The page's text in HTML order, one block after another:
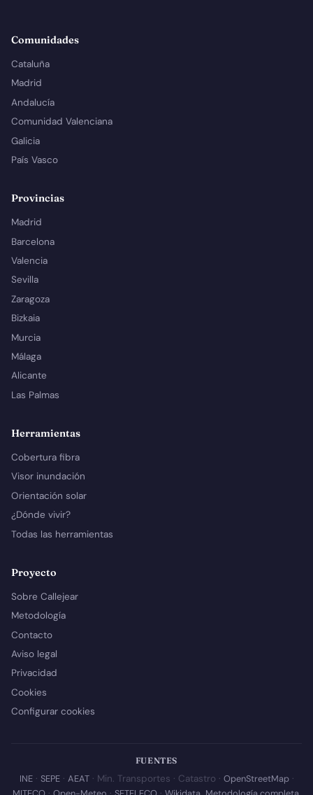
Comunidades
Cataluña
Madrid
Andalucía
Comunidad Valenciana
Galicia
País Vasco
Provincias
Madrid
Barcelona
Valencia
Sevilla
Zaragoza
Bizkaia
Murcia
Málaga
Alicante
Las Palmas
Herramientas
Cobertura fibra
Visor inundación
Orientación solar
¿Dónde vivir?
Todas las herramientas
Proyecto
Sobre Callejear
Metodología
Contacto
Aviso legal
Privacidad
Cookies
Configurar cookies
FUENTES
INE· SEPE· AEAT· Min. Transportes · Catastro · OpenStreetMap·